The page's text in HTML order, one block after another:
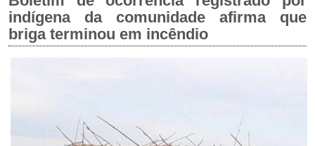
indígena da comunidade afirma que
briga terminou em incêndio